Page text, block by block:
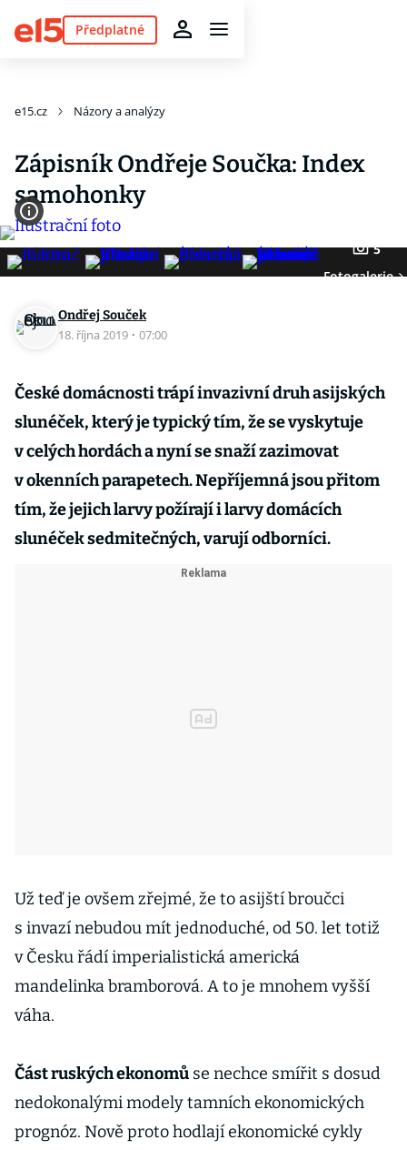
Předplatné
e15.cz Názory a analýzy
Zápisník Ondřeje Součka: Index
samohonky
5
Fotogalerie
Ondřej Souček
18. října 2019 · 07:00
České domácnosti trápí invazivní druh asijských
slunéček, který je typický tím, že se vyskytuje
v celých hordách a nyní se snaží zazimovat
v okenních parapetech. Nepříjemná jsou přitom
tím, že jejich larvy požírají i larvy domácích
slunéček sedmitečných, varují odborníci.
Už teď je ovšem zřejmé, že to asijští broučci
s invazí nebudou mít jednoduché, od 50. let totiž
v Česku řádí imperialistická americká
mandelinka bramborová. A to je mnohem vyšší
váha.
Část ruských ekonomů se nechce smířit s dosud
nedokonalými modely tamních ekonomických
prognóz. Nově proto hodlají ekonomické cykly